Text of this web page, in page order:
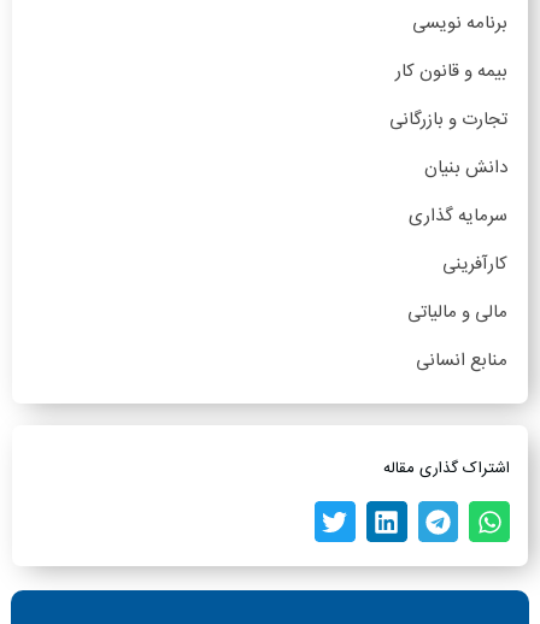
برنامه نویسی
بیمه و قانون کار
تجارت و بازرگانی
دانش بنیان
سرمایه گذاری
کارآفرینی
مالی و مالیاتی
منابع انسانی
اشتراک گذاری مقاله